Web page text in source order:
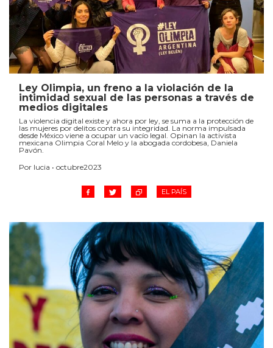
Ley Olimpia, un freno a la violación de la
intimidad sexual de las personas a través de
medios digitales
La violencia digital existe y ahora por ley, se suma a la protección de
las mujeres por delitos contra su integridad. La norma impulsada
desde México viene a ocupar un vacío legal. Opinan la activista
mexicana Olimpia Coral Melo y la abogada cordobesa, Daniela
Pavón.
Por lucia • octubre2023
EL PAÍS